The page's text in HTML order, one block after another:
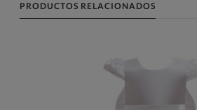
PRODUCTOS RELACIONADOS